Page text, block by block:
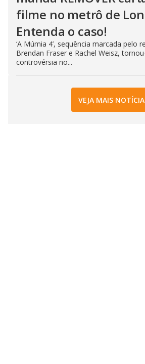
filme no metrô de
Entenda o caso!
‘A Múmia 4’, sequência marcada pelo
Brendan Fraser e Rachel Weisz,
controvérsia no...
VEJA MAIS